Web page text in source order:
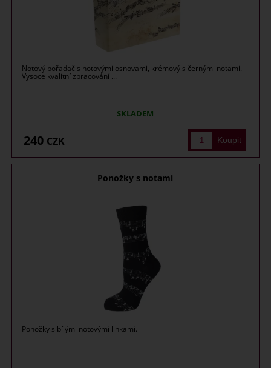
Notový pořadač s notovými osnovami, krémový s černými notami.
Vysoce kvalitní zpracování ...
SKLADEM
240 CZK
Ponožky s notami
Ponožky s bílými notovými linkami.